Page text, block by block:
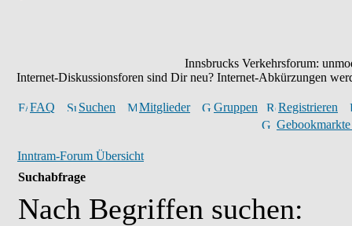
Innsbrucks Verkehrsforum:
Internet-Diskussionsforen sind Dir neu? Internet-Abkürzungen
FAQ Suchen Mitglieder Gruppen
Registrieren
Inntram-Forum Übersicht
Suchabfrage
Nach Begriffen suchen: